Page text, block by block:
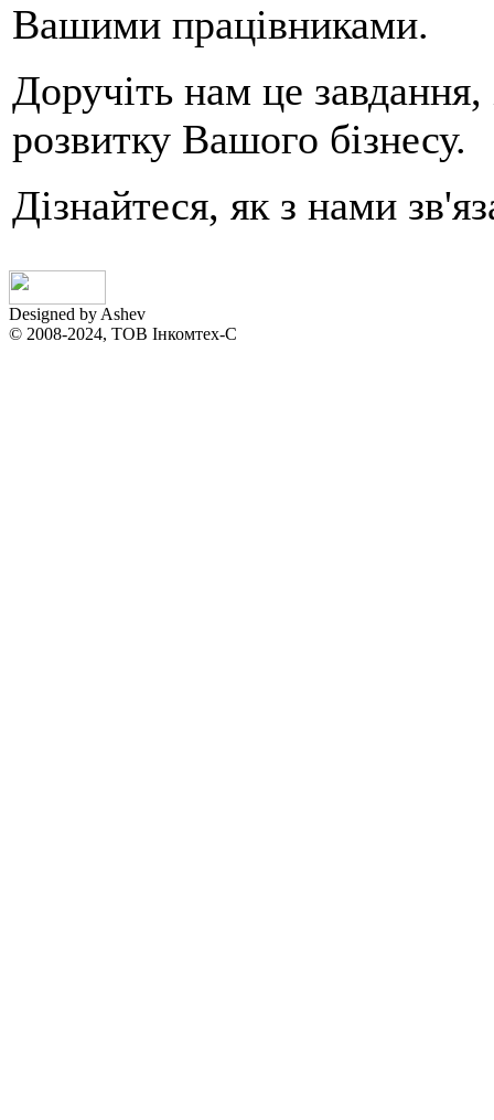
Вашими працівниками.
Доручіть нам це завдання,
розвитку Вашого бізнесу.
Дізнайтеся, як з нами
Designed by Ashev
© 2008-2024, ТОВ Інкомтех-С